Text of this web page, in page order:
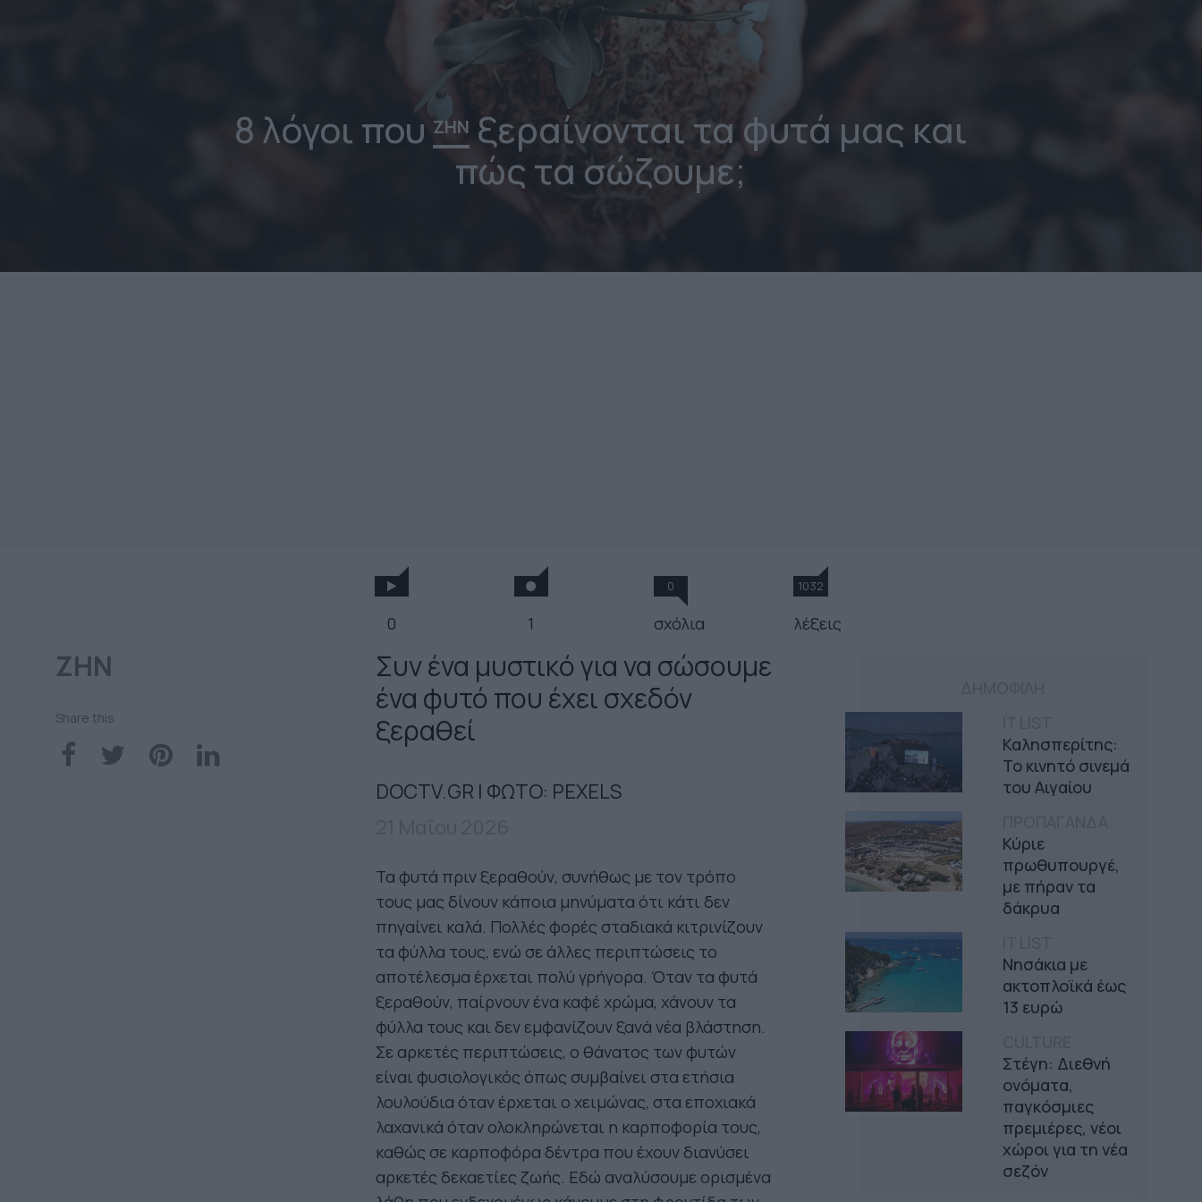
8 λόγοι πουΖΗΝ ξεραίνονται τα φυτά μας και
πώς τα σώζουμε;
0 1
0
σχόλια
1032
λέξεις
ΖΗΝ
Share this
Καλησπερίτης:
Το κινητό σινεμά
του Αιγαίου
Κύριε
πρωθυπουργέ,
με πήραν τα
δάκρυα
Νησάκια με
ακτοπλοϊκά έως
13 ευρώ
Στέγη: Διεθνή
ονόματα,
παγκόσμιες
πρεμιέρες, νέοι
χώροι για τη νέα
σεζόν
Συν ένα μυστικό για να σώσουμε
ένα φυτό που έχει σχεδόν
ξεραθεί
DOCTV.GR | ΦΩΤΟ: PEXELS
Τα φυτά πριν ξεραθούν, συνήθως με τον τρόπο
τους μας δίνουν κάποια μηνύματα ότι κάτι δεν
πηγαίνει καλά. Πολλές φορές σταδιακά κιτρινίζουν
τα φύλλα τους, ενώ σε άλλες περιπτώσεις το
αποτέλεσμα έρχεται πολύ γρήγορα. Όταν τα φυτά
ξεραθούν, παίρνουν ένα καφέ χρώμα, χάνουν τα
φύλλα τους και δεν εμφανίζουν ξανά νέα βλάστηση.
Σε αρκετές περιπτώσεις, ο θάνατος των φυτών
είναι φυσιολογικός όπως συμβαίνει στα ετήσια
λουλούδια όταν έρχεται ο χειμώνας, στα εποχιακά
λαχανικά όταν ολοκληρώνεται η καρποφορία τους,
καθώς σε καρποφόρα δέντρα που έχουν διανύσει
αρκετές δεκαετίες ζωής. Εδώ αναλύσουμε ορισμένα